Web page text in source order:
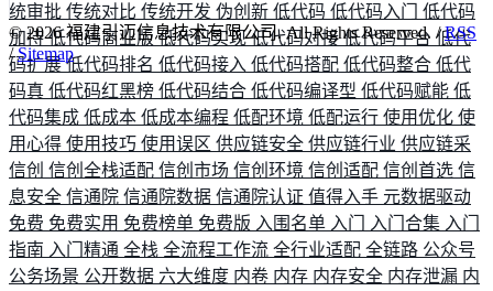
统审批 传统对比 传统开发 伪创新 低代码 低代码入门 低代码
加持低代码商业版低代码实现低代码对接低代码平台 低代
码扩展低代码排名 低代码接入 低代码搭配 低代码整合 低代
码真 低代码红黑榜 低代码结合 低代码编译型 低代码赋能 低
代码集成 低成本 低成本编程 低配环境 低配运行 使用优化 使
用心得 使用技巧 使用误区 供应链安全 供应链行业 供应链采
信创 信创全栈适配 信创市场 信创环境 信创适配 信创首选 信
息安全 信通院 信通院数据 信通院认证 值得入手 元数据驱动
免费 免费实用 免费榜单 免费版 入围名单 入门 入门合集 入门
指南 入门精通 全栈 全流程工作流 全行业适配 全链路 公众号
公务场景 公开数据 六大维度 内卷 内存 内存安全 内存泄漏 内
©2026福建引迈信息技术有限公司. All Rights Reserved. /RSS
/Sitemap